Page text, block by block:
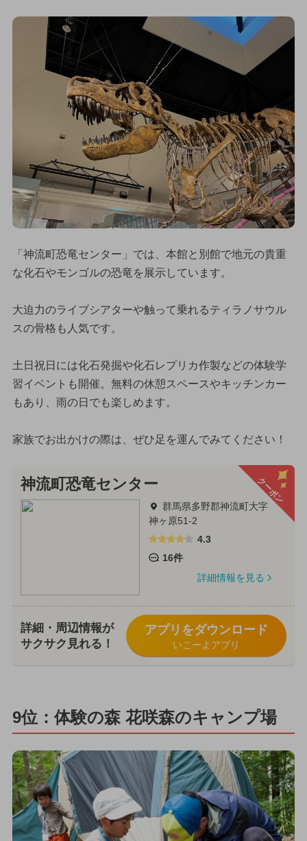
「神流町恐竜センター」では、本館と別館で地元の貴重
な化石やモンゴルの恐竜を展示しています。
大迫力のライブシアターや触って乗れるティラノサウル
スの骨格も人気です。
土日祝日には化石発掘や化石レプリカ作製などの体験学
習イベントも開催。無料の休憩スペースやキッチンカー
もあり、雨の日でも楽しめます。
家族でお出かけの際は、ぜひ足を運んでみてください！
クーポン
神流町恐竜センター
群馬県多野郡神流町大字
神ヶ原51-2
4.3
16件
詳細情報を見る
詳細・周辺情報が
サクサク見れる！
アプリをダウンロード
いこーよアプリ
9位：体験の森 花咲森のキャンプ場